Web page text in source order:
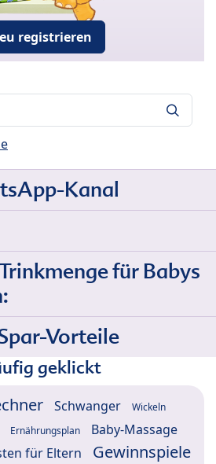
registrieren
Kanal
für Babys
Vorteile
geklickt
Schwanger Wickeln
Ernährungsplan Baby-Massage
für Eltern
Gewinnspiele